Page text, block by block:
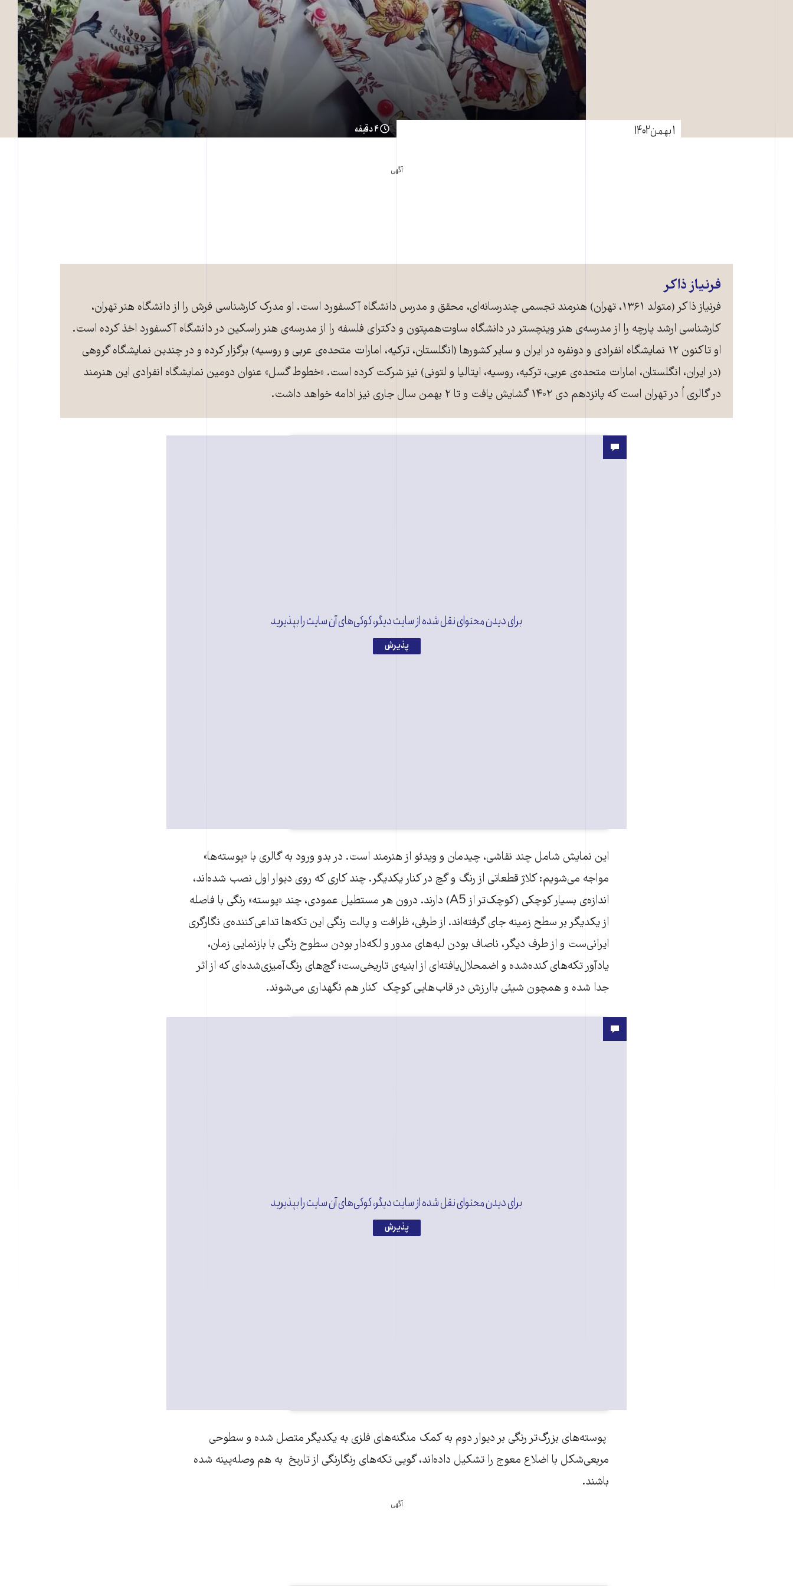
۱ بهمن ۱۴۰۲ ۴ دقیقه
آگهی
فرنیاز ذاکر
فرنیاز ذاکر (متولد ۱۳۶۱، تهران) هنرمند تجسمی چندرسانه‌ای، محقق و مدرس دانشگاه آکسفورد است. او مدرک کارشناسی فرش را از دانشگاه هنر تهران،
کارشناسی ارشد پارچه را از مدرسه‌ی هنر وینچستر در دانشگاه ساوت‌همپتون و دکترای فلسفه را از مدرسه‌ی هنر راسکین در دانشگاه آکسفورد اخذ کرده است.
او تاکنون ۱۲ نمایشگاه انفرادی و دونفره در ایران و سایر کشورها (انگلستان، ترکیه، امارات متحده‌ی عربی و روسیه) برگزار کرده و در چندین نمایشگاه گروهی
(در ایران، انگلستان، امارات متحده‌ی عربی، ترکیه، روسیه، ایتالیا و لتونی) نیز شرکت کرده است. «خطوط گسل» عنوان دومین نمایشگاه انفرادی این هنرمند
در گالری اُ در تهران است که پانزدهم دی‌ ۱۴۰۲ گشایش یافت و تا ۲ بهمن سال جاری نیز ادامه خواهد داشت.
View this post on Instagram
برای دیدن محتوای نقل شده از سایت دیگر، کوکی‌های آن سایت را بپذیرید
پذیرش
این نمایش شامل چند نقاشی، چیدمان و ویدئو از هنرمند است. در بدو ورود به گالری با «پوسته‌ها»
مواجه می‌شویم: کلاژ قطعاتی از رنگ و گچ در کنار یکدیگر. چند کاری که روی دیوار اول نصب شده‌اند،
اندازه‌ی بسیار کوچکی (کوچک‌تر از A5) دارند. درون هر مستطیل عمودی، چند «پوسته» رنگی با فاصله
از یکدیگر بر سطح زمینه جای گرفته‌اند. از طرفی، ظرافت و پالت رنگی این تکه‌ها تداعی‌کننده‌ی نگارگری
ایرانی‌ست و از طرف دیگر، ناصاف بودن لبه‌های مدور و لکه‌دار بودن سطوح رنگی با بازنمایی زمان،
یادآور تکه‌های کنده‌شده و اضمحلال‌یافته‌ای از ابنیه‌ی تاریخی‌ست؛ گچ‌ها‌ی رنگ‌آمیزی‌شده‌‌ای که از اثر
جدا شده‌ و همچون شیئی باارزش در قاب‌هایی کوچک کنار هم نگهداری می‌شوند.
View this post on Instagram
برای دیدن محتوای نقل شده از سایت دیگر، کوکی‌های آن سایت را بپذیرید
پذیرش
پوسته‌های بزرگ‌تر رنگی بر دیوار دوم به کمک منگنه‌های فلزی به یکدیگر متصل شده و سطوحی
مربعی‌شکل با اضلاع معوج را تشکیل داده‌اند، گویی تکه‌های رنگارنگی از تاریخ به هم وصله‌پینه شده‌
باشند.
آگهی